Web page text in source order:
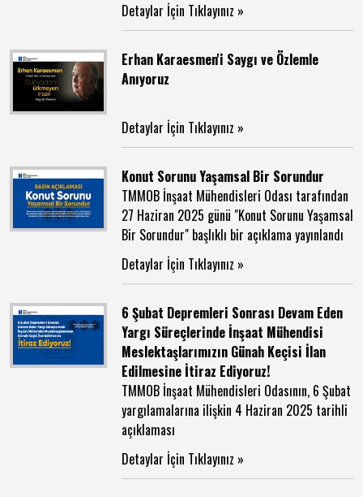
Detaylar İçin Tıklayınız »
Erhan Karaesmen'i Saygı ve Özlemle
Anıyoruz
Detaylar İçin Tıklayınız »
Konut Sorunu Yaşamsal Bir Sorundur
TMMOB İnşaat Mühendisleri Odası tarafından
27 Haziran 2025 günü "Konut Sorunu Yaşamsal
Bir Sorundur" başlıklı bir açıklama yayınlandı
Detaylar İçin Tıklayınız »
6 Şubat Depremleri Sonrası Devam Eden
Yargı Süreçlerinde İnşaat Mühendisi
Meslektaşlarımızın Günah Keçisi İlan
Edilmesine İtiraz Ediyoruz!
TMMOB İnşaat Mühendisleri Odasının, 6 Şubat
yargılamalarına ilişkin 4 Haziran 2025 tarihli
açıklaması
Detaylar İçin Tıklayınız »